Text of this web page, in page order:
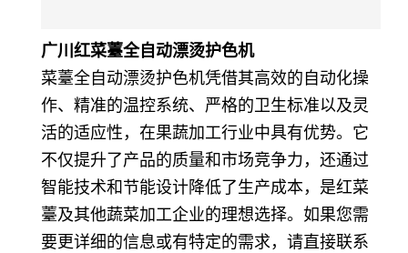
广川红菜薹全自动漂烫护色机
菜薹全自动漂烫护色机凭借其高效的自动化操
作、精准的温控系统、严格的卫生标准以及灵
活的适应性，在果蔬加工行业中具有优势。它
不仅提升了产品的质量和市场竞争力，还通过
智能技术和节能设计降低了生产成本，是红菜
薹及其他蔬菜加工企业的理想选择。如果您需
要更详细的信息或有特定的需求，请直接联系